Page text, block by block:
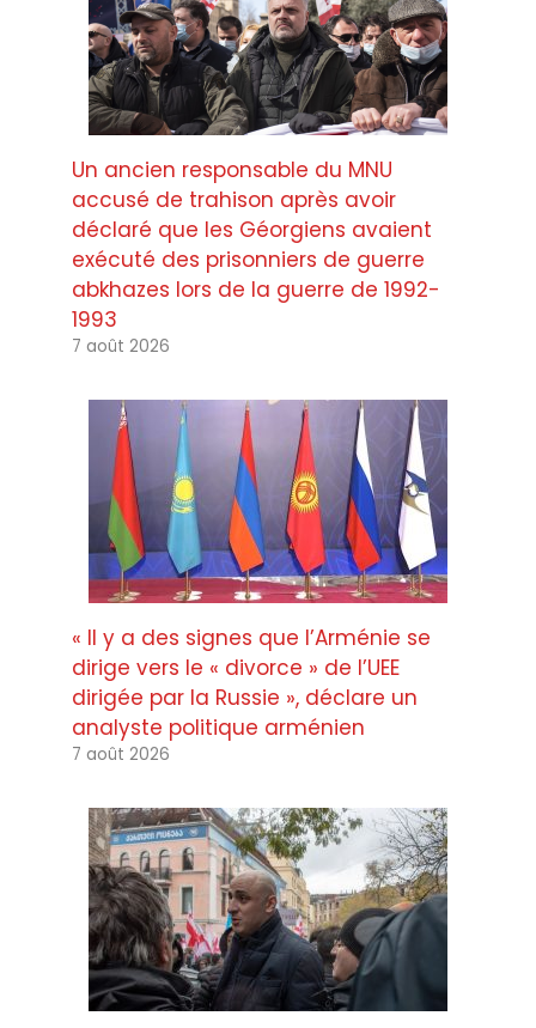
Un ancien responsable du MNU
accusé de trahison après avoir
déclaré que les Géorgiens avaient
exécuté des prisonniers de guerre
abkhazes lors de la guerre de 1992-
1993
7 août 2026
« Il y a des signes que l’Arménie se
dirige vers le « divorce » de l’UEE
dirigée par la Russie », déclare un
analyste politique arménien
7 août 2026